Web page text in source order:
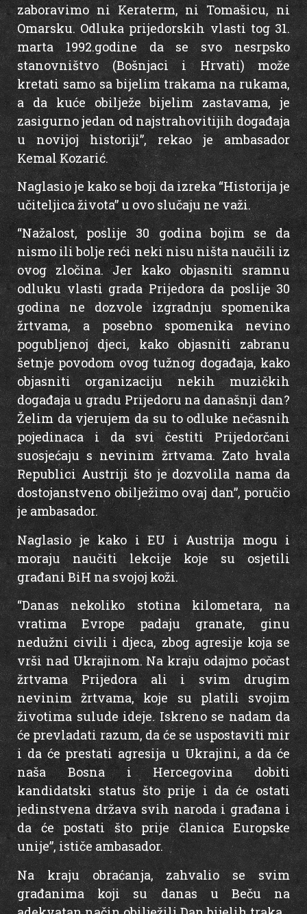
zaboravimo ni Keraterm, ni Tomašicu, ni
Omarsku. Odluka prijedorskih vlasti tog 31.
marta 1992.godine da se svo nesrpsko
stanovništvo (Bošnjaci i Hrvati) može
kretati samo sa bijelim trakama na rukama,
a da kuće obilježe bijelim zastavama, je
zasigurno jedan od najstrahovitijih događaja
u novijoj historiji”, rekao je ambasador
Kemal Kozarić.
Naglasio je kako se boji da izreka “Historija je
učiteljica života” u ovo slučaju ne važi.
“Nažalost, poslije 30 godina bojim se da
nismo ili bolje reći neki nisu ništa naučili iz
ovog zločina. Jer kako objasniti sramnu
odluku vlasti grada Prijedora da poslije 30
godina ne dozvole izgradnju spomenika
žrtvama, a posebno spomenika nevino
pogubljenoj djeci, kako objasniti zabranu
šetnje povodom ovog tužnog događaja, kako
objasniti organizaciju nekih muzičkih
događaja u gradu Prijedoru na današnji dan?
Želim da vjerujem da su to odluke nečasnih
pojedinaca i da svi čestiti Prijedorčani
suosjećaju s nevinim žrtvama. Zato hvala
Republici Austriji što je dozvolila nama da
dostojanstveno obilježimo ovaj dan”, poručio
je ambasador.
Naglasio je kako i EU i Austrija mogu i
moraju naučiti lekcije koje su osjetili
građani BiH na svojoj koži.
“Danas nekoliko stotina kilometara, na
vratima Evrope padaju granate, ginu
nedužni civili i djeca, zbog agresije koja se
vrši nad Ukrajinom. Na kraju odajmo počast
žrtvama Prijedora ali i svim drugim
nevinim žrtvama, koje su platili svojim
životima sulude ideje. Iskreno se nadam da
će prevladati razum, da će se uspostaviti mir
i da će prestati agresija u Ukrajini, a da će
naša Bosna i Hercegovina dobiti
kandidatski status što prije i da će ostati
jedinstvena država svih naroda i građana i
da će postati što prije članica Europske
unije”, ističe ambasador.
Na kraju obraćanja, zahvalio se svim
građanima koji su danas u Beču na